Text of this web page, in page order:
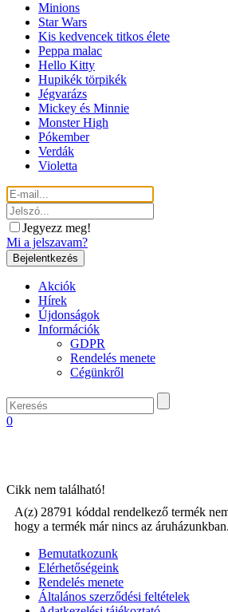
Minions
Star Wars
Kis kedvencek titkos élete
Peppa malac
Hello Kitty
Hupikék törpikék
Jégvarázs
Mickey és Minnie
Monster High
Pókember
Verdák
Violetta
Jegyezz meg!
Mi a jelszavam?
Akciók
Hírek
Újdonságok
Információk
GDPR
Rendelés menete
Cégünkről
0
Cikk nem található!
A(z) 28791 kóddal rendelkező termék
hogy a termék már nincs az áruházunkban.
Bemutatkozunk
Elérhetőségeink
Rendelés menete
Általános szerződési feltételek